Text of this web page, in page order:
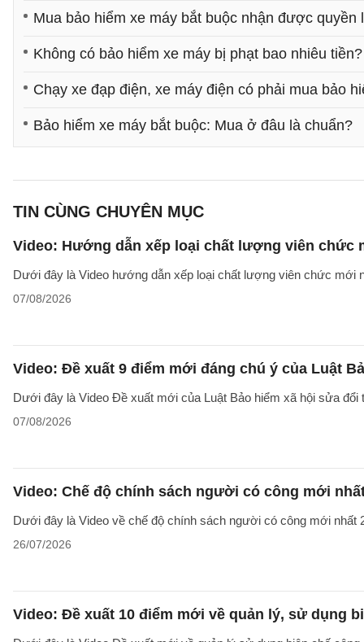
Mua bảo hiểm xe máy bắt buộc nhận được quyền
Không có bảo hiểm xe máy bị phạt bao nhiêu tiền?
Chạy xe đạp điện, xe máy điện có phải mua bảo
Bảo hiểm xe máy bắt buộc: Mua ở đâu là chuẩn?
TIN CÙNG CHUYÊN MỤC
Video: Hướng dẫn xếp loại chất lượng viên chức
Dưới đây là Video hướng dẫn xếp loại chất lượng viên chức mới
07/08/2026
Video: Đề xuất 9 điểm mới đáng chú ý của Luật
Dưới đây là Video Đề xuất mới của Luật Bảo hiểm xã hội sửa
07/08/2026
Video: Chế độ chính sách người có công mới
Dưới đây là Video về chế độ chính sách người có công mới nhất
26/07/2026
Video: Đề xuất 10 điểm mới về quản lý, sử dụng